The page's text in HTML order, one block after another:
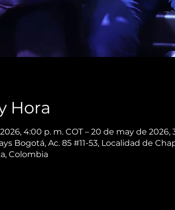
Hora
4:00 p. m. COT – 20 de may de 2026,
Bogotá, Ac. 85 #11-53, Localidad de
Colombia